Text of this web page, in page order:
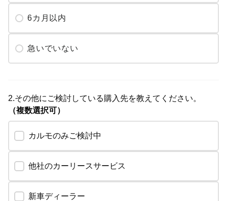
6カ月以内
急いでいない
2.その他にご検討している購入先を教えてください。
（複数選択可）
カルモのみご検討中
他社のカーリースサービス
新車ディーラー